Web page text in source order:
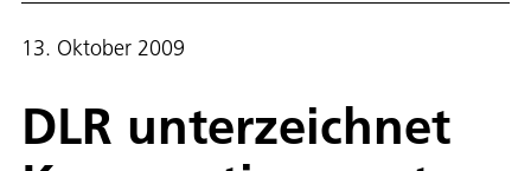
13. Oktober 2009
DLR unterzeichnet